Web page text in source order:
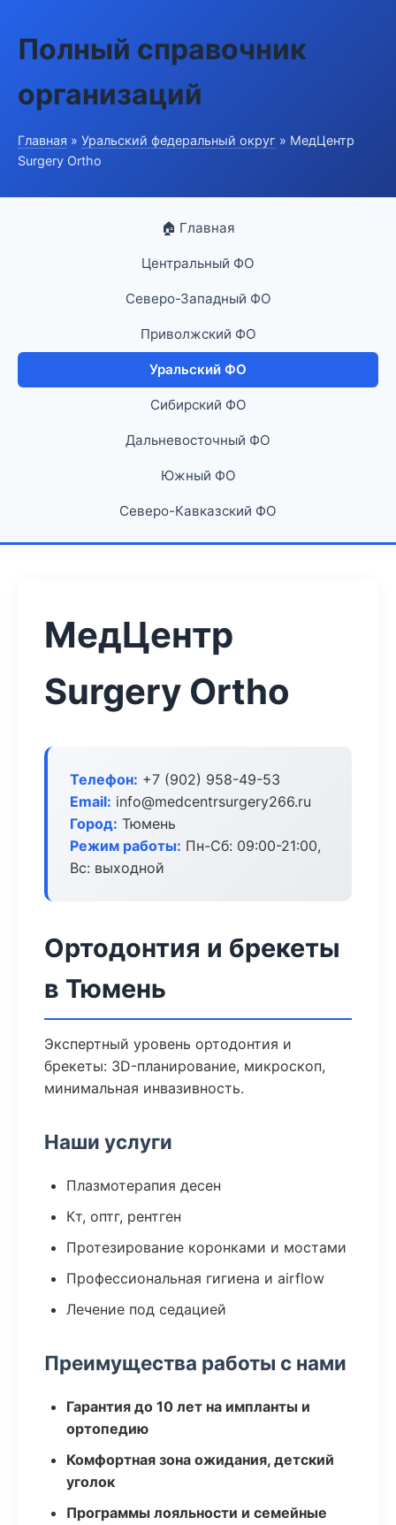
Полный справочник
организаций
Главная » Уральский федеральный округ » МедЦентр
Surgery Ortho
🏠 Главная
Центральный ФО
Северо-Западный ФО
Приволжский ФО
Уральский ФО
Сибирский ФО
Дальневосточный ФО
Южный ФО
Северо-Кавказский ФО
МедЦентр
Surgery Ortho
Телефон: +7 (902) 958-49-53
Email: info@medcentrsurgery266.ru
Город: Тюмень
Режим работы: Пн-Сб: 09:00-21:00,
Вс: выходной
Ортодонтия и брекеты
в Тюмень
Экспертный уровень ортодонтия и
брекеты: 3D-планирование, микроскоп,
минимальная инвазивность.
Наши услуги
Плазмотерапия десен
Кт, оптг, рентген
Протезирование коронками и мостами
Профессиональная гигиена и airflow
Лечение под седацией
Преимущества работы с нами
Гарантия до 10 лет на импланты и
ортопедию
Комфортная зона ожидания, детский
уголок
Программы лояльности и семейные